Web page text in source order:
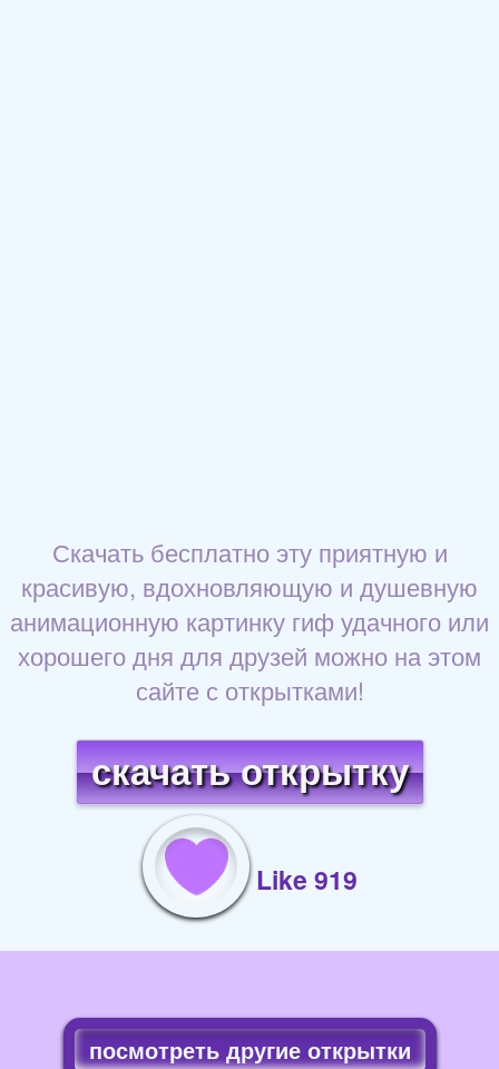
Скачать бесплатно эту приятную и
красивую, вдохновляющую и душевную
анимационную картинку гиф удачного или
хорошего дня для друзей можно на этом
сайте с открытками!
скачать открытку
Like 919
посмотреть другие открытки